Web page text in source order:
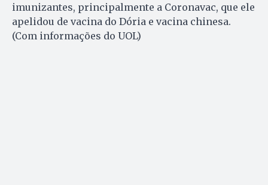
imunizantes, principalmente a Coronavac, que ele
apelidou de vacina do Dória e vacina chinesa.
(Com informações do UOL)